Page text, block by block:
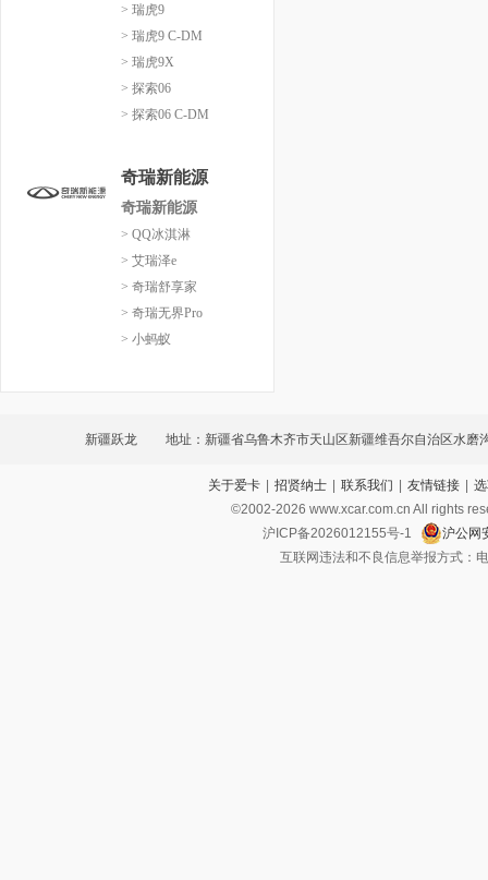
> 瑞虎9
> 瑞虎9 C-DM
> 瑞虎9X
> 探索06
> 探索06 C-DM
奇瑞新能源
奇瑞新能源
> QQ冰淇淋
> 艾瑞泽e
> 奇瑞舒享家
> 奇瑞无界Pro
> 小蚂蚁
新疆跃龙 地址：新疆省乌鲁木齐市天山区新疆维吾尔自治区水磨
路786号关于爱卡 | 招贤纳士 | 联系我们 | 友情链接 |
©2002-2026 www.xcar.com.cn All rights
沪ICP备2026012155号-1
沪公网
互联网违法和不良信息举报方式：